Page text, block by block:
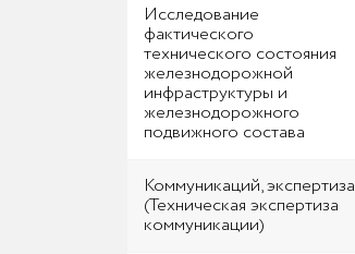
Исследование
фактического
технического состояния
железнодорожной
инфраструктуры и
железнодорожного
подвижного состава
Коммуникаций, экспертиза
(Техническая экспертиза
коммуникации)